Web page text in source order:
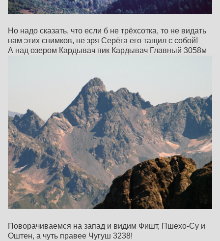
Но надо сказать, что если б не трёхсотка, то не видать
нам этих снимков, не зря Серёга его тащил с собой!
А над озером Кардывач пик Кардывач Главный 3058м
Поворачиваемся на запад и видим Фишт, Пшехо-Су и
Оштен, а чуть правее Чугуш 3238!